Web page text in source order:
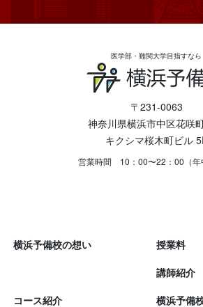
医学部・難関大学目指すなら
〒231-0063
神奈川県横浜市中区花咲
キクシマ桜木町ビル
営業時間 10：00〜22：00（年
横浜予備校の想い
コース紹介
授業料
講師紹介
横浜予備